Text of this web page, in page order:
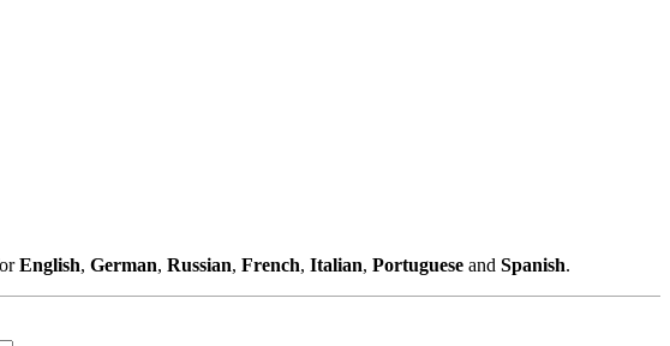
English, German, Russian, French, Italian, Portuguese and Spanish.